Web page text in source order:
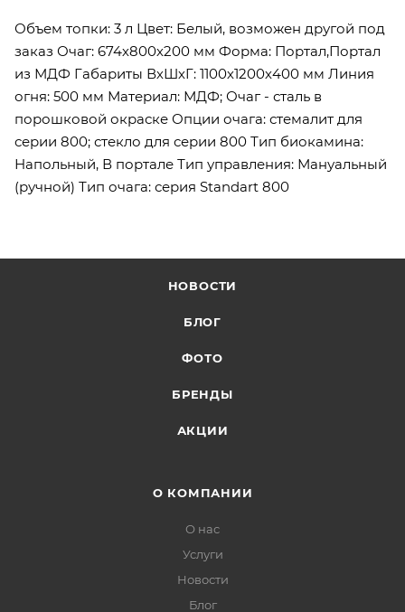
Объем топки: 3 л Цвет: Белый, возможен другой под
заказ Очаг: 674х800х200 мм Форма: Портал,Портал
из МДФ Габариты ВхШхГ: 1100х1200х400 мм Линия
огня: 500 мм Материал: МДФ; Очаг - сталь в
порошковой окраске Опции очага: стемалит для
серии 800; стекло для серии 800 Тип биокамина:
Напольный, В портале Тип управления: Мануальный
(ручной) Тип очага: серия Standart 800
НОВОСТИ
БЛОГ
ФОТО
БРЕНДЫ
АКЦИИ
О КОМПАНИИ
О нас
Услуги
Новости
Блог